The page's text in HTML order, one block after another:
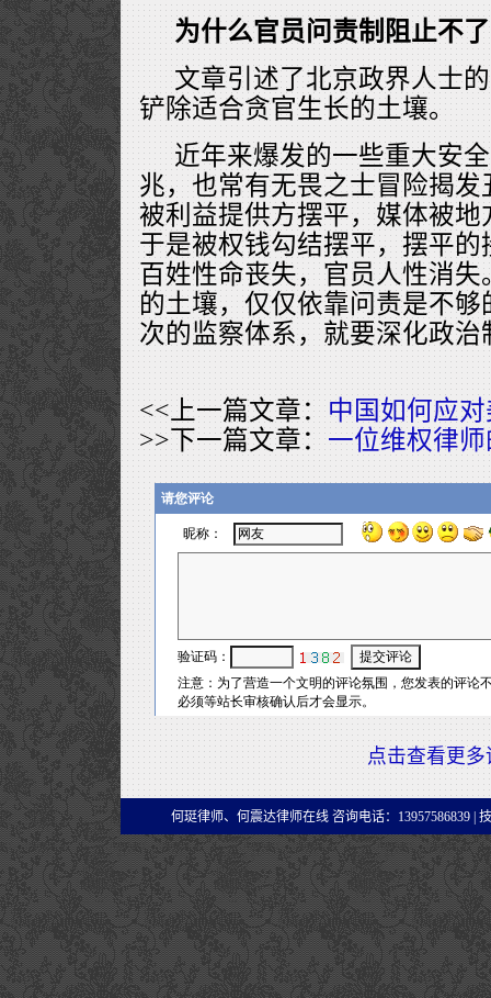
为什么官员问责制阻止不
文章引述了北京政界人士
铲除适合贪官生长的土壤。
近年来爆发的一些重大安
兆，也常有无畏之士冒险揭
被利益提供方摆平，媒体被
于是被权钱勾结摆平，摆平
百姓性命丧失，官员人性消
的土壤，仅仅依靠问责是不
次的监察体系，就要深化政治
<<上一篇文章：中国如何应
>>下一篇文章：一位维权律
点击查看更多
何珽律师、何震达律师在线 咨询电话：13957586839 |